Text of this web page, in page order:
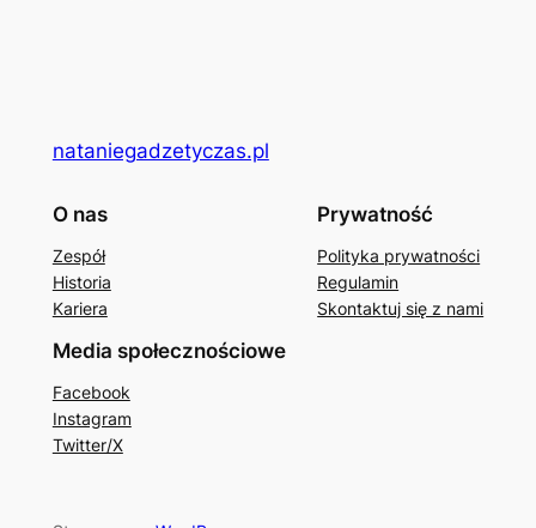
nataniegadzetyczas.pl
O nas
Zespół
Historia
Kariera
Prywatność
Polityka prywatności
Regulamin
Skontaktuj się z nami
Media społecznościowe
Facebook
Instagram
Twitter/X